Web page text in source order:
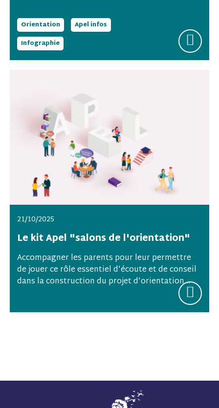
Orientation
Apel infos
Infographie
21/10/2025
Le kit Apel "salons de l'orientation"
Accompagner les parents pour leur permettre
de jouer ce rôle essentiel d’écoute et de conseil
dans la construction du projet d’orientation...